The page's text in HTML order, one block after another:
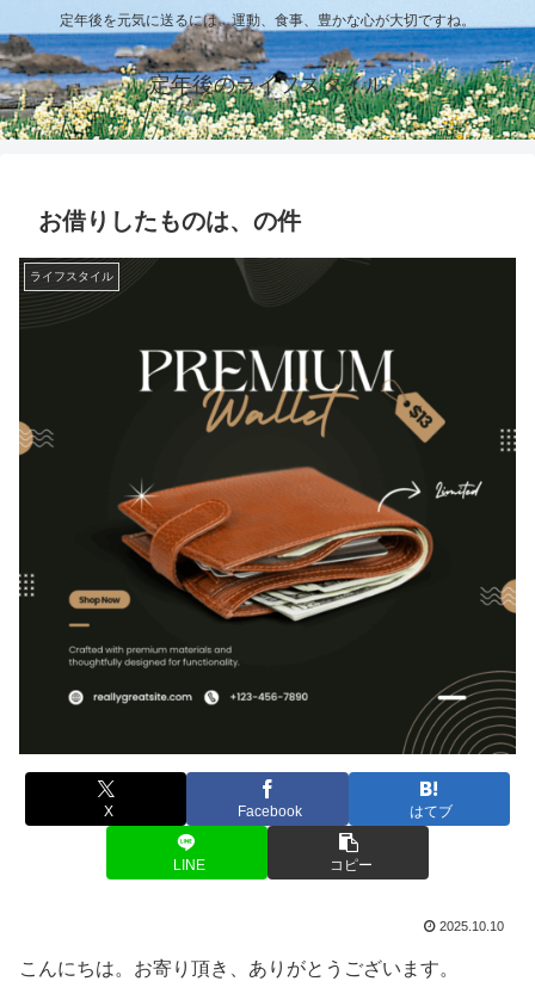
定年後を元気に送るには、運動、食事、豊かな心が大切ですね。
定年後のライフスタイル
お借りしたものは、の件
ライフスタイル
X Facebook はてブ
LINE コピー
2025.10.10
こんにちは。お寄り頂き、ありがとうございます。